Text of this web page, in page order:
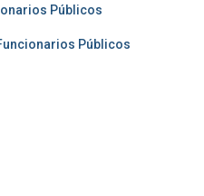
Públicos
Públicos